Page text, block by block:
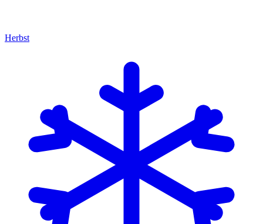
Herbst